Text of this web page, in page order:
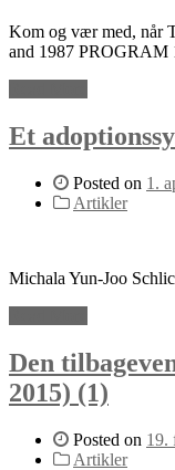
Kom og vær med, når
and 1987
Et
Posted on 1.
Artikler
Michala Yun-Joo
Den
2015) (1)
Posted on 19.
Artikler